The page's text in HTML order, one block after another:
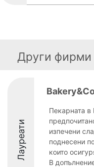
Други фирми
Лауреати
Пекарната в
изпечени
поднесени
които
В